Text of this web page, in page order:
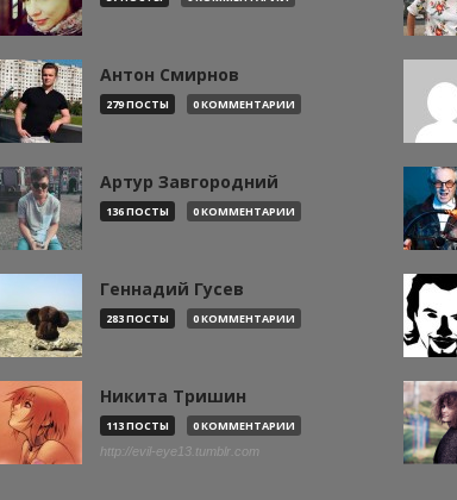
Антон Смирнов
279 ПОСТЫ 0 КОММЕНТАРИИ
Артур Завгородний
136 ПОСТЫ 0 КОММЕНТАРИИ
Геннадий Гусев
283 ПОСТЫ 0 КОММЕНТАРИИ
Никита Тришин
113 ПОСТЫ 0 КОММЕНТАРИИ
http://evil-eye13.tumblr.com